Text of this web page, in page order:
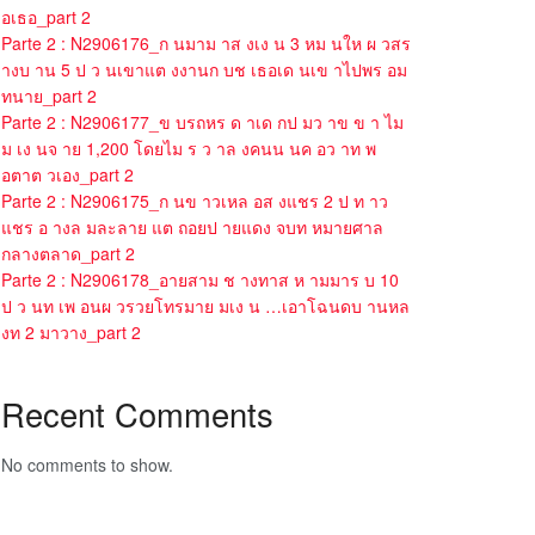
อเธอ_part 2
Parte 2 : N2906176_ก นมาม าส งเง น 3 หม นให ผ วสร
างบ าน 5 ป ว นเขาแต งงานก บช เธอเด นเข าไปพร อม
ทนาย_part 2
Parte 2 : N2906177_ข บรถหร ด าเด กป มว าข ข า ไม
ม เง นจ าย 1,200 โดยไม ร ว าล งคนน นค อว าท พ
อตาต วเอง_part 2
Parte 2 : N2906175_ก นข าวเหล อส งแชร 2 ป ท าว
แชร อ างล มละลาย แต ถอยป ายแดง จบท หมายศาล
กลางตลาด_part 2
Parte 2 : N2906178_อายสาม ช างทาส ห ามมาร บ 10
ป ว นท เพ อนผ วรวยโทรมาย มเง น …เอาโฉนดบ านหล
งท 2 มาวาง_part 2
Recent Comments
No comments to show.